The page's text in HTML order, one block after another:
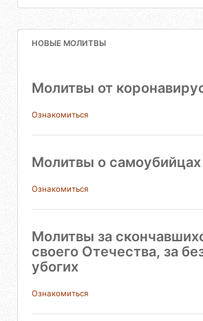
НОВЫЕ МОЛИТВЫ
Молитвы от
Ознакомиться
Молитвы о самоубийцах
Ознакомиться
Молитвы за
своего Отечества, за
убогих
Ознакомиться